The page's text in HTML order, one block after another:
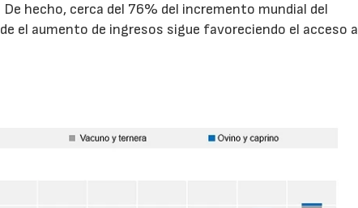
hecho, cerca del 76% del incremento mundial del
el aumento de ingresos sigue favoreciendo el acceso a